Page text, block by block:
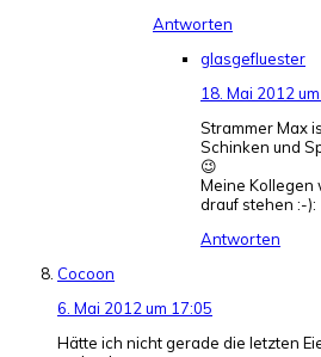
Antworten
glasgefluester
18. Mai 2012
Strammer Max
Schinken und
😉
Meine Kollegen
drauf stehen :-):
Antworten
Cocoon
6. Mai 2012 um 17:05
Hätte ich nicht gerade die letzten